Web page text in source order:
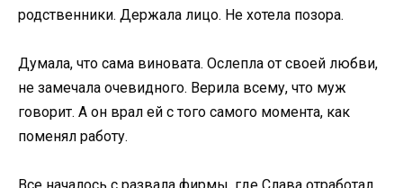
родственники. Держала лицо. Не хотела позора.
Думала, что сама виновата. Ослепла от своей любви,
не замечала очевидного. Верила всему, что муж
говорит. А он врал ей с того самого момента, как
поменял работу.